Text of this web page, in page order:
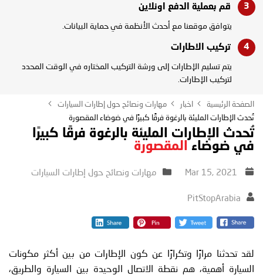
قم بعملية الدفع اونلاين
يتوافق موقعنا مع أحدث الأنظمة في حماية البيانات.
تركيب الاطارات
يتم تسليم الإطارات إلى ورشة التركيب المختاره في الوقت المحدد
لتركيب الإطارات.
الصفحة الرئيسية اخبار
مهارات ونصائح حول إطارات السيارات
تُحدث الإطارات المليئة بالرغوة فرقًا كبيرًا في ضوضاء المقصورة
تُحدث الإطارات المليئة بالرغوة فرقًا كبيرًا
في ضوضاء
المقصورة
مهارات ونصائح حول إطارات السيارات
PitStopArabia
لقد تحدثنا مرارًا وتكرارًا عن كون الإطارات من بين أكثر مكونات
السيارة أهمية، هم نقطة الاتصال الوحيدة بين السيارة والطريق،